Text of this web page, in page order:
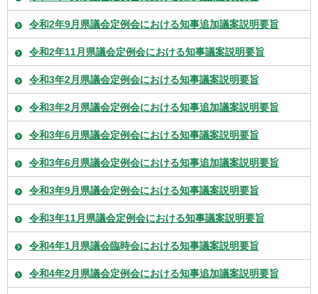
令和2年9月県議会定例会における知事追加議案説明要旨
令和2年11月県議会定例会における知事議案説明要旨
令和3年2月県議会定例会における知事議案説明要旨
令和3年2月県議会定例会における知事追加議案説明要旨
令和3年6月県議会定例会における知事議案説明要旨
令和3年6月県議会定例会における知事追加議案説明要旨
令和3年9月県議会定例会における知事議案説明要旨
令和3年11月県議会定例会における知事議案説明要旨
令和4年1月県議会臨時会における知事議案説明要旨
令和4年2月県議会定例会における知事追加議案説明要旨